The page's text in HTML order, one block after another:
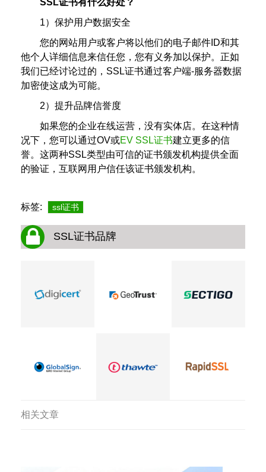
SSL证书有什么好处？
1）保护用户数据安全
您的网站用户或客户将以他们的电子邮件ID和其
他个人详细信息来信任您，您有义务加以保护。正如
我们已经讨论过的，SSL证书通过客户端-服务器数据
加密使这成为可能。
2）提升品牌信誉度
如果您的企业在线运营，没有实体店。在这种情
况下，您可以通过OV或EV SSL证书建立更多的信
誉。这两种SSL类型由可信的证书颁发机构提供全面
的验证，互联网用户信任该证书颁发机构。
标签: ssl证书
SSL证书品牌
相关文章